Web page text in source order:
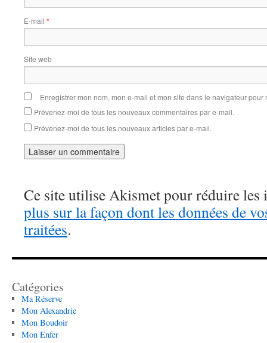
E-mail *
Site web
Enregistrer mon nom, mon e-mail et mon site dans le navigateur
Prévenez-moi de tous les nouveaux commentaires par e-mail.
Prévenez-moi de tous les nouveaux articles par e-mail.
Ce site utilise Akismet pour réduire les
plus sur la façon dont les données de
traitées.
Catégories
Ma Réserve
Mon Alexandrie
Mon Boudoir
Mon Enfer